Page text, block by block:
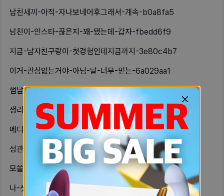
남친새끼-아직-자나보네어후그래서-계속-b0a8fa5
남친이-인스타-끊은지-꽤-됐는데-갑자-fbedd6f9
지금-남자친구랑이-첫경험인데지금까지-3e80c4b7
이거-관심없는거야-아님-날-너무-믿는-6a029aa1
썸남-새끼가-애매하게-굴어서-무슨-사-53f64a79
생리-예정일이-다가왔는데도-생리를-하-cba2f5ad
메디큐브-pdrn-쓰고나서내피부-남친-a92f06bc
성관계를-안-한-지-1년이-다-되어가-153ba59
모쏠-탈출해써-ㅎㅎㅎㅎㅎ사귄지-3일째-7a5384a6
나-샛노랑형광-분비물이-색이-휴지로-17a7f141